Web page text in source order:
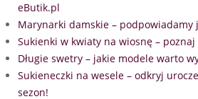
eButik.pl
Marynarki damskie – podpowiadamy
Sukienki w kwiaty na wiosnę –
Długie swetry – jakie modele warto
Sukieneczki na wesele – odkryj
sezon!